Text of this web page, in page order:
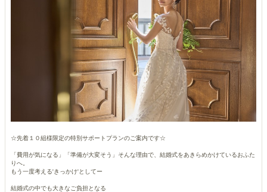
☆先着１０組様限定の特別サポートプランのご案内です☆
「費用が気になる」「準備が大変そう」そんな理由で、結婚式をあきらめかけているおふた
りへ。
もう一度考える'きっかけ'としてー
結婚式の中でも大きなご負担となる